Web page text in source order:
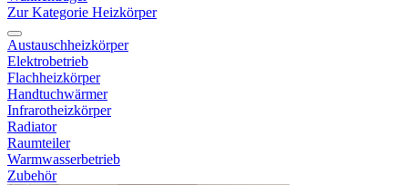
Zur Kategorie Heizkörper
Austauschheizkörper
Elektrobetrieb
Flachheizkörper
Handtuchwärmer
Infrarotheizkörper
Radiator
Raumteiler
Warmwasserbetrieb
Zubehör